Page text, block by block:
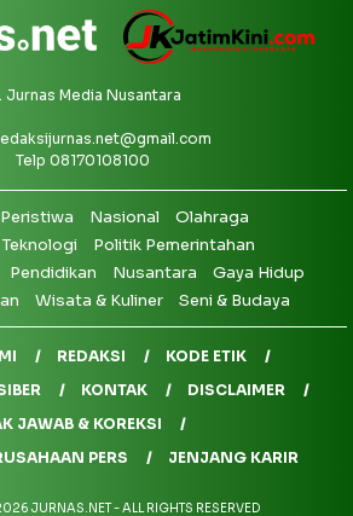
Jurnas Media Nusantara
Telp 08170108100
Peristiwa Nasional
Olahraga
Politik Pemerintahan
Pendidikan Nusantara
Gaya Hidup
Wisata & Kuliner Seni & Budaya
REDAKSI
KODE ETIK
KONTAK
DISCLAIMER
JAWAB & KOREKSI
PERS
JENJANG KARIR
JURNAS.NET - ALL RIGHTS RESERVED